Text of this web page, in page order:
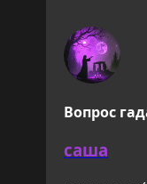
Вопрос
саша